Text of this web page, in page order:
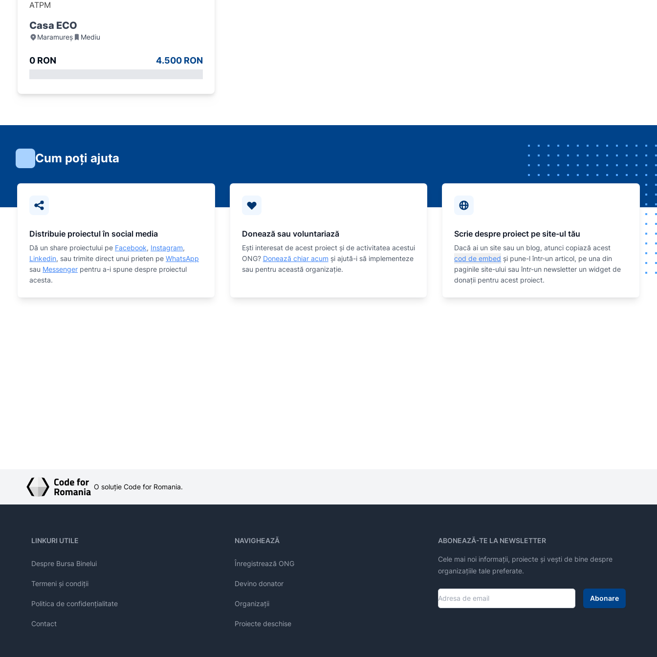
ATPM
Casa ECO
Maramureș Mediu
0 RON 4.500 RON
Cum poți ajuta
Distribuie proiectul în social media
Dă un share proiectului pe Facebook, Instagram,
Linkedin, sau trimite direct unui prieten pe WhatsApp
sau Messenger pentru a-i spune despre proiectul
acesta.
Donează sau voluntariază
Eşti interesat de acest proiect și de activitatea acestui
ONG? Donează chiar acum și ajută-i să implementeze
sau pentru această organizaţie.
Scrie despre proiect pe site-ul tău
Dacă ai un site sau un blog, atunci copiază acest
cod de embed și pune-l într-un articol, pe una din
paginile site-ului sau într-un newsletter un widget de
donații pentru acest proiect.
O soluție Code for Romania.
LINKURI UTILE
Despre Bursa Binelui
Termeni și condiții
Politica de confidențialitate
Contact
NAVIGHEAZĂ
Înregistrează ONG
Devino donator
Organizații
Proiecte deschise
ABONEAZĂ-TE LA NEWSLETTER
Cele mai noi informații, proiecte și vești de bine despre
organizațiile tale preferate.
Abonare